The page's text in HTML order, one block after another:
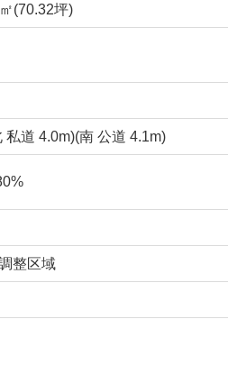
(70.32坪)
私道 4.0m)(南 公道 4.1m)
整区域